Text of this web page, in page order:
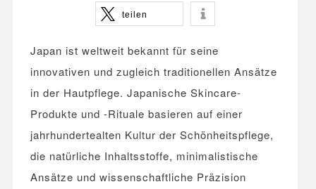
teilen
Japan ist weltweit bekannt für seine
innovativen und zugleich traditionellen Ansätze
in der Hautpflege. Japanische Skincare-
Produkte und -Rituale basieren auf einer
jahrhundertealten Kultur der Schönheitspflege,
die natürliche Inhaltsstoffe, minimalistische
Ansätze und wissenschaftliche Präzision